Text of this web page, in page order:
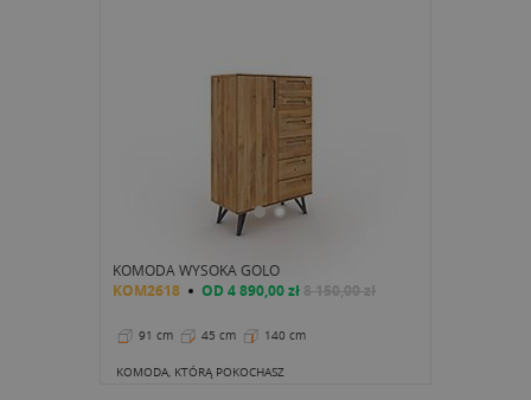
KOMODA WYSOKA GOLO
KOM2618 OD 4 890,00 zł8 150,00 zł
91 cm 45 cm 140 cm
KOMODA, KTÓRĄ POKOCHASZ